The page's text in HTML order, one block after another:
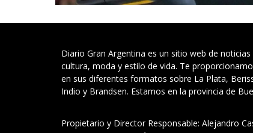
Diario Gran Argentina es un sitio web de
cultura, moda y estilo de vida. Te
en sus diferentes formatos sobre La Plata,
Indio y Brandsen. Estamos en la provincia de
Propietario y Director Responsable: Alejandro